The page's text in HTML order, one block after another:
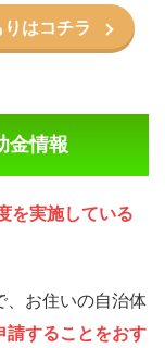
りはコチラ
金情報
を実施している
、お住いの自治体
請することをおす